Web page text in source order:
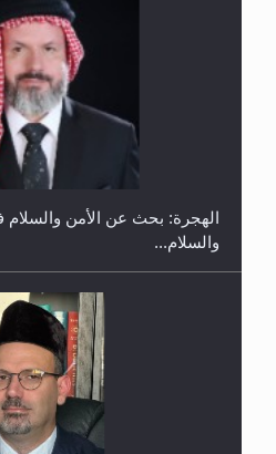
إتمام حفظ القرآن الكريم
حفل توزيع الشهادات في الجامعة
الهجرة: بحث عن الأمن والسلام
والسلام...